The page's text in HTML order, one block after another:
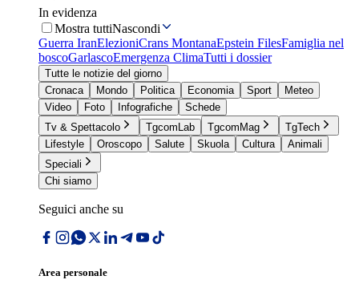
In evidenza
Mostra tuttiNascondi
Guerra IranElezioniCrans MontanaEpstein FilesFamiglia nel
boscoGarlascoEmergenza ClimaTutti i dossier
Tutte le notizie del giorno
Cronaca
Mondo Politica Economia Sport
Meteo
Video
Foto Infografiche
Schede
Tv & Spettacolo
TgcomLab TgcomMag
TgTech
Lifestyle
Oroscopo Salute Skuola Cultura
Animali
Speciali
Chi siamo
Seguici anche su
Area personale